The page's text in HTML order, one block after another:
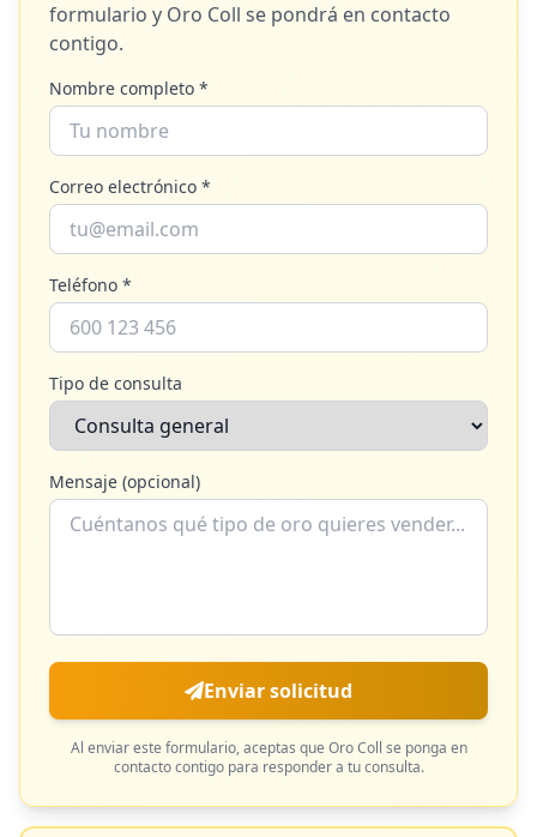
formulario y Oro Coll se pondrá en contacto
contigo.
Nombre completo *
Correo electrónico *
Teléfono *
Tipo de consulta
Mensaje (opcional)
Enviar solicitud
Al enviar este formulario, aceptas que Oro Coll se ponga en
contacto contigo para responder a tu consulta.